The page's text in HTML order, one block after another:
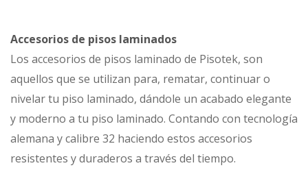
Accesorios de pisos laminados
Los accesorios de pisos laminado de Pisotek, son
aquellos que se utilizan para, rematar, continuar o
nivelar tu piso laminado, dándole un acabado elegante
y moderno a tu piso laminado. Contando con tecnología
alemana y calibre 32 haciendo estos accesorios
resistentes y duraderos a través del tiempo.